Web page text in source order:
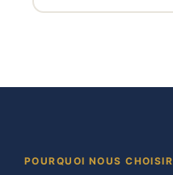
POURQUOI NOUS CHOISIR